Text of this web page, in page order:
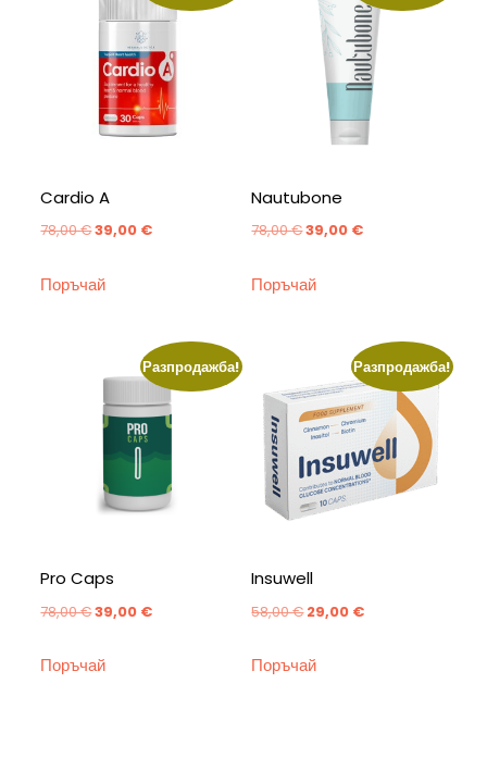
Cardio A
78,00€Original
was:
39,00 €Текущата
Поръчай
Nautubone
78,00€Original
was:
39,00 €Текущата
Поръчай
Разпродажба!
Pro Caps
78,00€Original
was:
39,00 €Текущата
Поръчай
Разпродажба!
Insuwell
58,00€ Original
was:
29,00 €Текущата
Поръчай